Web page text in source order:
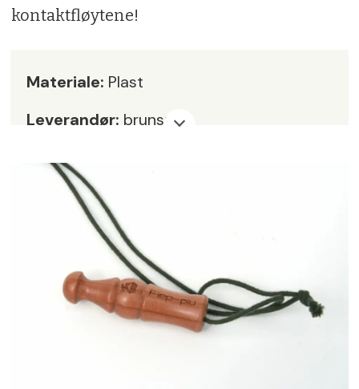
kontaktfløytene!
Materiale: Plast
Leverandør: brunst.no
Karakter:4